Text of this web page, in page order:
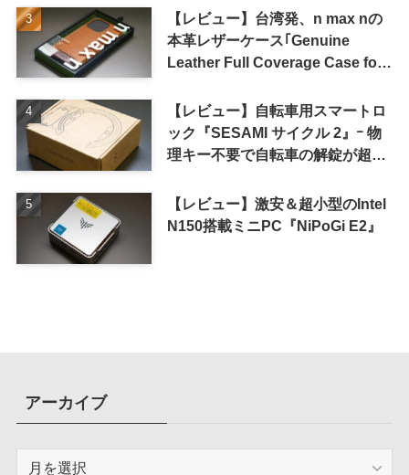
【レビュー】台湾発、n max nの
本革レザーケース｢Genuine
Leather Full Coverage Case for
【レビュー】自転車用スマートロ
ック『SESAMI サイクル 2』ｰ 物
理キー不要で自転車の解錠が超簡
【レビュー】激安＆超小型のIntel
N150搭載ミニPC『NiPoGi E2』
アーカイブ